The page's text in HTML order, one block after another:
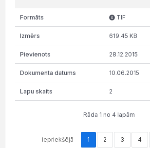
TIF
619.45 KB
28.12.2015
10.06.2015
2
Rāda 1 no 4 lapām
iepriekšējā 1 2 3 4